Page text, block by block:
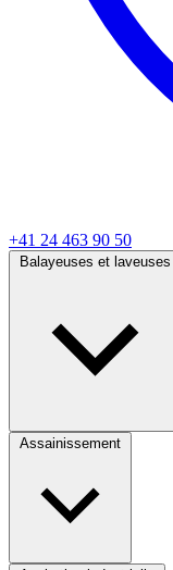
+41 24 463 90 50